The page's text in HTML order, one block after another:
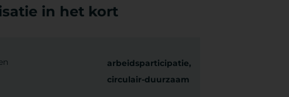
in het kort
arbeidsparticipatie,
circulair-duurzaam